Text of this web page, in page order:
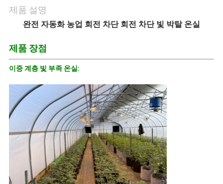
연
주
세
뉴
제품 설명
완전 자동화 농업 회전 차단 회전 차단 빛 박탈 온실
제품 장점
이중 계층 빛 부족 온실: